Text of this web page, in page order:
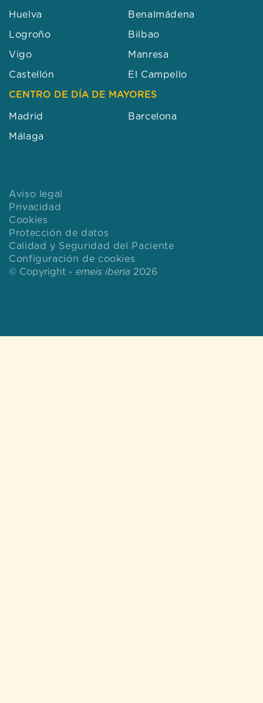
Huelva Benalmádena
Logroño Bilbao
Vigo Manresa
Castellón El Campello
CENTRO DE DÍA DE MAYORES
Madrid Barcelona
Málaga
© Copyright - emeis iberia 2026
Aviso legal
Privacidad
Cookies
Protección de datos
Calidad y Seguridad del Paciente
Configuración de cookies